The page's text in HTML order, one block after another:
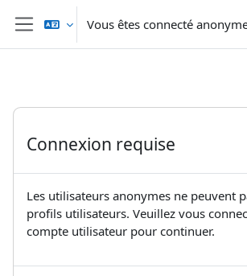
Passer au contenu principal
Panneau latéral
Vous êtes connecté
Connexion requise
Les utilisateurs anonymes ne peuvent
profils utilisateurs. Veuillez vous
compte utilisateur pour continuer.